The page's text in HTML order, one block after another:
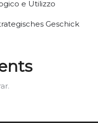
e Utilizzo
Geschick